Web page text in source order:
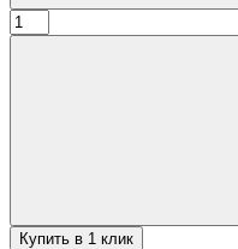
Количество
товара
Купить в 1 клик